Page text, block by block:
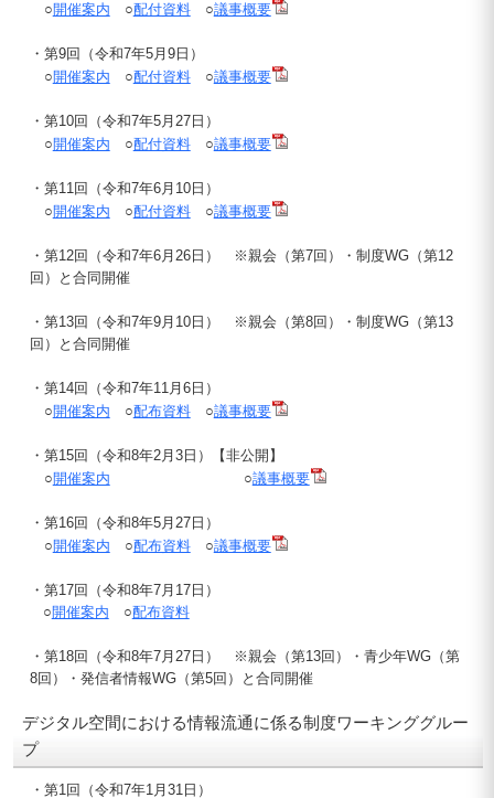
○開催案内 ○配付資料○議事概要
・第9回（令和7年5月9日）
○開催案内 ○配付資料○議事概要
・第10回（令和7年5月27日）
○開催案内 ○配付資料○議事概要
・第11回（令和7年6月10日）
○開催案内 ○配付資料○議事概要
・第12回（令和7年6月26日） ※親会（第7回）・制度WG（第12
回）と合同開催
・第13回（令和7年9月10日） ※親会（第8回）・制度WG（第13
回）と合同開催
・第14回（令和7年11月6日）
○開催案内 ○配布資料○議事概要
・第15回（令和8年2月3日）【非公開】
○開催案内 ○議事概要
・第16回（令和8年5月27日）
○開催案内 ○配布資料○議事概要
・第17回（令和8年7月17日）
○開催案内 ○配布資料
・第18回（令和8年7月27日） ※親会（第13回）・青少年WG（第
8回）・発信者情報WG（第5回）と合同開催
デジタル空間における情報流通に係る制度ワーキンググルー
プ
・第1回（令和7年1月31日）